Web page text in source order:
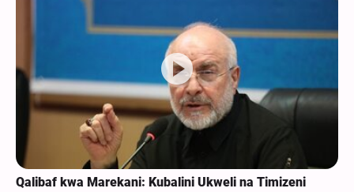
Qalibaf kwa Marekani: Kubalini Ukweli na Timizeni